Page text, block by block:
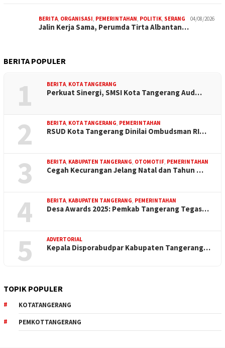
BERITA ORGANISASI PEMERINTAHAN POLITIK SERANG 04/08/2026
Jalin Kerja Sama, Perumda Tirta Albantan…
BERITA POPULER
1 BERITA KOTA TANGERANG
Perkuat Sinergi, SMSI Kota Tangerang Aud…
2 BERITA KOTA TANGERANG PEMERINTAHAN
RSUD Kota Tangerang Dinilai Ombudsman RI…
3 BERITA KABUPATEN TANGERANG OTOMOTIF PEMERINTAHAN
Cegah Kecurangan Jelang Natal dan Tahun …
4 BERITA KABUPATEN TANGERANG PEMERINTAHAN
Desa Awards 2025: Pemkab Tangerang Tegas…
5 ADVERTORIAL
Kepala Disporabudpar Kabupaten Tangerang…
TOPIK POPULER
KOTATANGERANG
PEMKOTTANGERANG